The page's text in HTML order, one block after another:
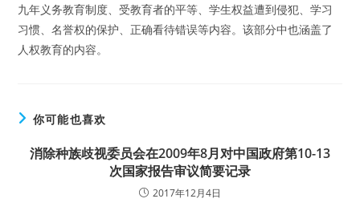
九年义务教育制度、受教育者的平等、学生权益遭到侵犯、学习
习惯、名誉权的保护、正确看待错误等内容。该部分中也涵盖了
人权教育的内容。
你可能也喜欢
消除种族歧视委员会在2009年8月对中国政府第10-13
次国家报告审议简要记录
2017年12月4日